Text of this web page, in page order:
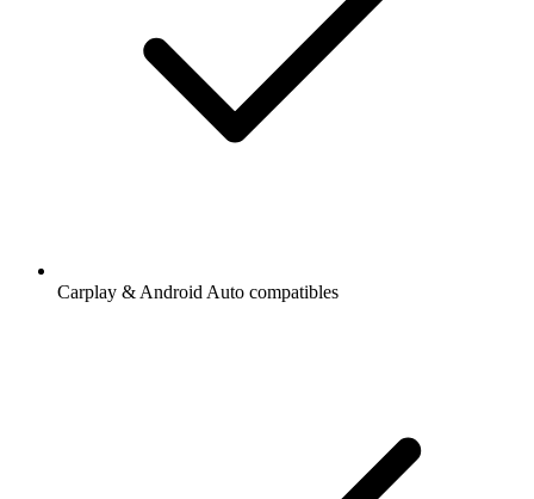
Carplay & Android Auto compatibles